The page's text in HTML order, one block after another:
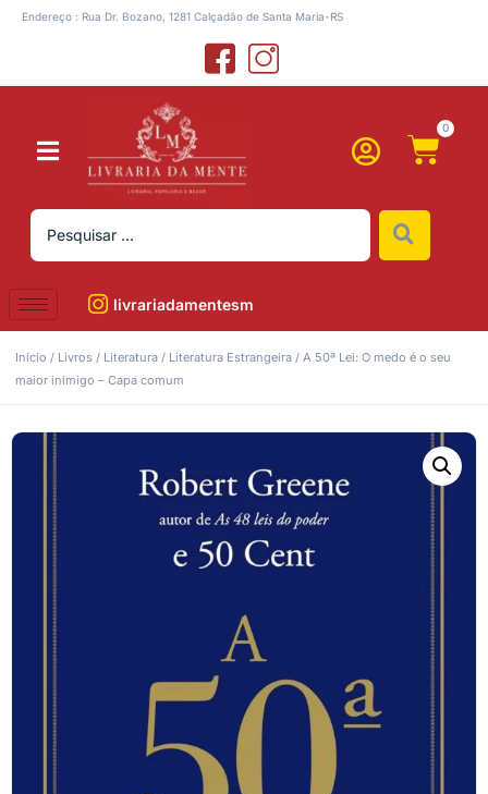
Endereço : Rua Dr. Bozano, 1281 Calçadão de Santa Maria-RS
0
livrariadamentesm
Início / Livros / Literatura / Literatura Estrangeira / A 50ª Lei: O medo é o seu
maior inimigo – Capa comum